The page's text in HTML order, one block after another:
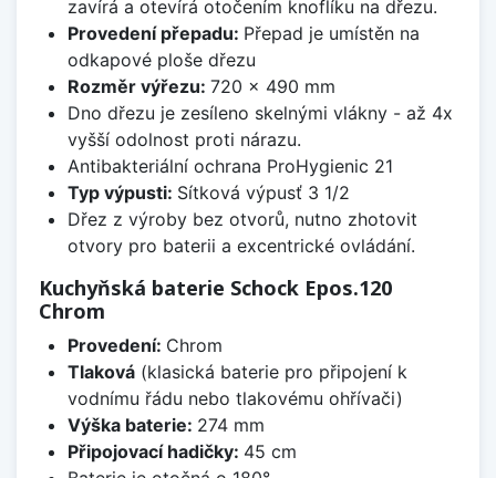
zavírá a otevírá otočením knoflíku na dřezu.
Provedení přepadu: Přepad je umístěn na
odkapové ploše dřezu
Rozměr výřezu: 720 x 490 mm
Dno dřezu je zesíleno skelnými vlákny - až 4x
vyšší odolnost proti nárazu.
Antibakteriální ochrana ProHygienic 21
Typ výpusti: Sítková výpusť 3 1/2
Dřez z výroby bez otvorů, nutno zhotovit
otvory pro baterii a excentrické ovládání.
Kuchyňská baterie Schock Epos.120
Chrom
Provedení: Chrom
Tlaková(klasická baterie pro připojení k
vodnímu řádu nebo tlakovému ohřívači)
Výška baterie: 274 mm
Připojovací hadičky: 45 cm